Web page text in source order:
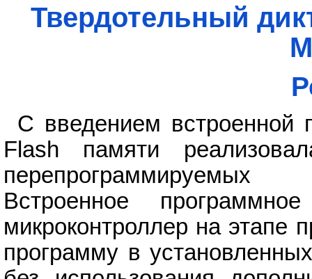
Твердотельный
С введением встроенной
Flash памяти
перепрограммируемых
Встроенное
микроконтроллер на этапе
программу в